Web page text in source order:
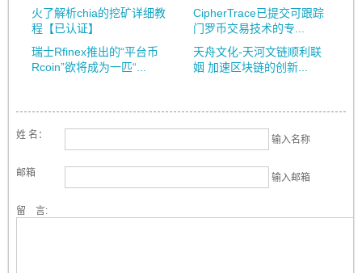
火了解析chia的挖矿详细教
程【已认证】
CipherTrace已提交可跟踪
门罗币交易技术的专...
瑞士Rfinex推出的“平台币
Rcoin”欲将成为一匹“...
天舟文化-天河文链顺利联
姻 加速区块链的创新...
姓 名： 输入名称
邮箱 输入邮箱
留 言: